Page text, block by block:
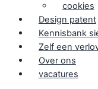
cookies
Design patent
Kennisbank
Zelf een
Over ons
vacatures